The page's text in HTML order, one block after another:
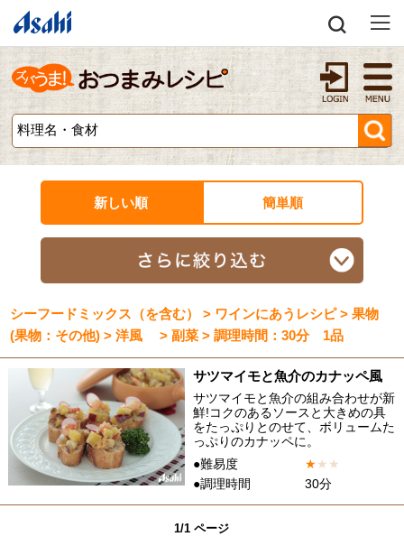
新しい順 簡単順
シーフードミックス（を含む） > ワインにあうレシピ > 果物
(果物：その他) > 洋風 > 副菜 > 調理時間：30分 1品
サツマイモと魚介のカナッペ風
サツマイモと魚介の組み合わせが新
鮮!コクのあるソースと大きめの具
をたっぷりとのせて、ボリュームた
っぷりのカナッペに。
●難易度
★★ ★
●調理時間
30分
1/1 ページ